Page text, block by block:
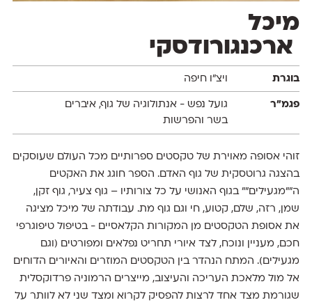
מיכל
ארכנגורודסקי
בוגרת ויצ״ו חיפה
פגמ״ר
גועל נפש - אנתולוגיה של גוף, איברים
בשר והפרשות
זוהי אסופה מאוירת של טקסטים ספרותיים מכל העולם שעוסקים
בהצגה גרוטסקית של גוף האדם. הספר חוגג את האקטים
ה""מגעילים"" בגוף האנושי על כל צורותיו – גוף צעיר, גוף זקן,
שמן, רזה, שלם, קטוע, חי וגם גוף מת. עבודתה של מיכל מציגה
את אסופת הטקסטים מן המקורות הקלאסיים - בטיפול טיפוגרפי
חכם, מעניין ונוכח, לצד איורי תחריט נפלאים ומפורטים (וגם
מגעילים). המתח הנהדר בין הטקסטים המוזרים והאיורים הדוחים
אל מול מלאכת העריכה והעיצוב, מייצרים הרמוניה פרדוקסלית
שגורמת מצד אחד לרצות להפסיק לקרוא ומצד שני לא לוותר על